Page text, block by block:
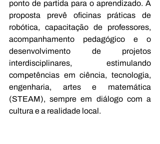
ponto de partida para o aprendizado. A
proposta prevê oficinas práticas de
robótica, capacitação de professores,
acompanhamento pedagógico e o
desenvolvimento de projetos
interdisciplinares, estimulando
competências em ciência, tecnologia,
engenharia, artes e matemática
(STEAM), sempre em diálogo com a
cultura e a realidade local.